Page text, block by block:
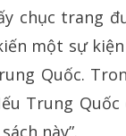
chục trang
một sự
Quốc.
Trung
này”.